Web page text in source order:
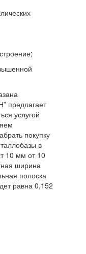
предлагает
услугой
покупку
в
10 мм от 10
ширина
полоска
равна 0,152